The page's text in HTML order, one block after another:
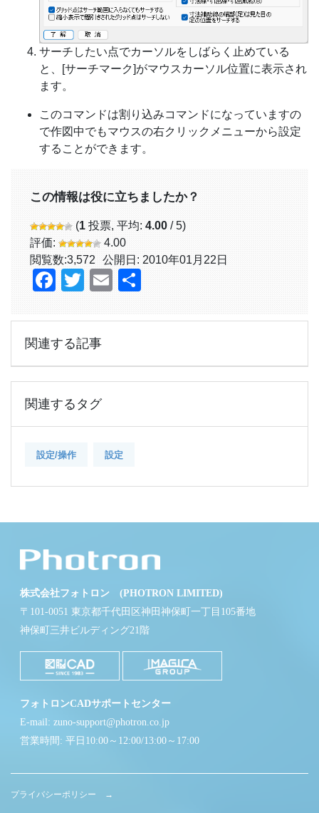
サーチしたい点でカーソルをしばらく止めている
と、[サーチマーク]がマウスカーソル位置に表示され
ます。
このコマンドは割り込みコマンドになっていますの
で作図中でもマウスの右クリックメニューから設定
することができます。
この情報は役に立ちましたか？
(1 投票, 平均: 4.00 / 5)
評価:
4.00
閲覧数:3,572 公開日: 2010年01月22日
Facebook
TwitterEmail
関連する記事
関連するタグ
設定/操作 設定
株式会社フォトロン (PHOTRON LIMITED)
〒101-0051 東京都千代田区神田神保町一丁目105番地
神保町三井ビルディング21階
フォトロンCADサポートセンター
E-mail: zuno-support@photron.co.jp
営業時間: 平日10:00～12:00/13:00～17:00
プライバシーポリシー →